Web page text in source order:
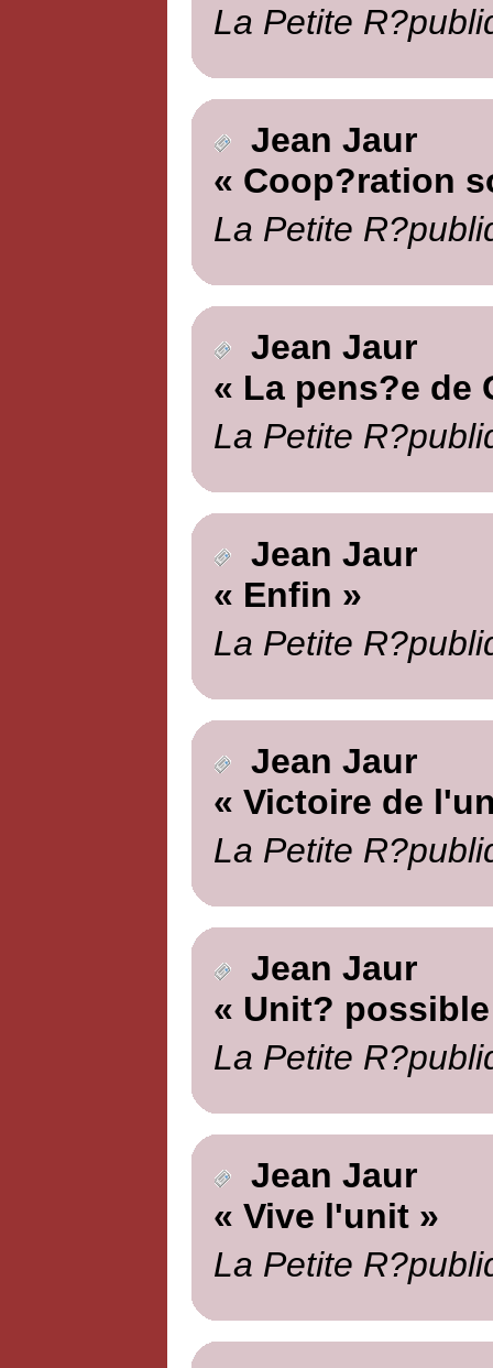
La Petite
Jean Jaur
« Coop?ration
La Petite
Jean Jaur
« La pens?e de
La Petite
Jean Jaur
« Enfin »
La Petite
Jean Jaur
« Victoire de
La Petite
Jean Jaur
« Unit?
La Petite
Jean Jaur
« Vive l'unit »
La Petite